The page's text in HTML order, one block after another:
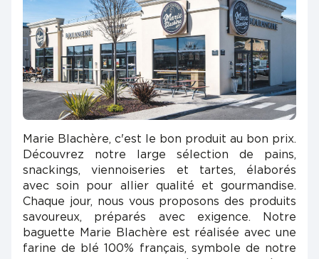
Marie Blachère, c'est le bon produit au bon prix.
Découvrez notre large sélection de pains,
snackings, viennoiseries et tartes, élaborés
avec soin pour allier qualité et gourmandise.
Chaque jour, nous vous proposons des produits
savoureux, préparés avec exigence. Notre
baguette Marie Blachère est réalisée avec une
farine de blé 100% français, symbole de notre